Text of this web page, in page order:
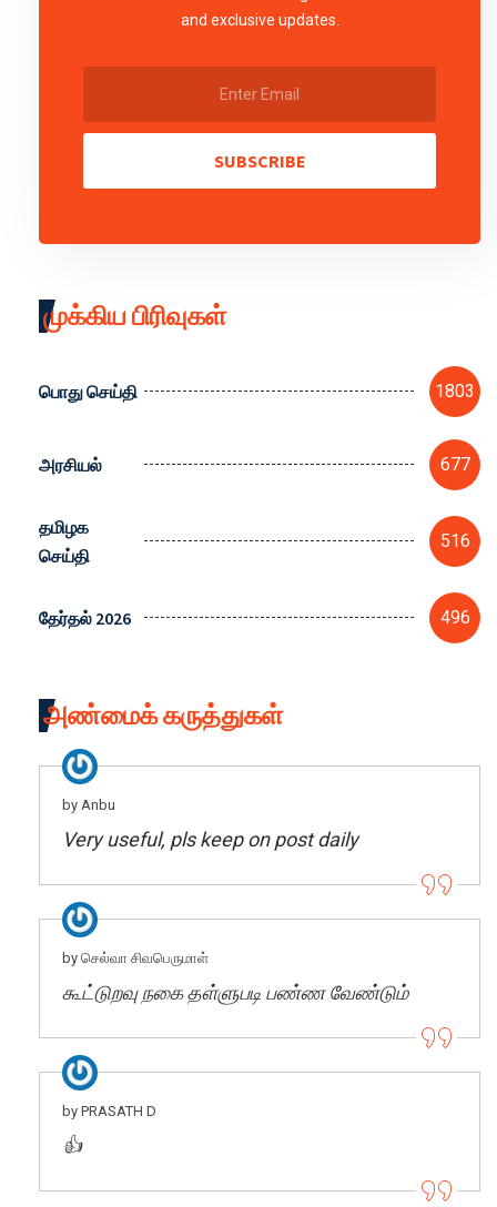
and exclusive updates.
SUBSCRIBE
முக்கிய பிரிவுகள்
பொது செய்தி 1803
அரசியல் 677
தமிழக
செய்தி
516
தேர்தல் 2026 496
அண்மைக் கருத்துகள்
by Anbu
Very useful, pls keep on post daily
by செல்வா சிவபெருமாள்
கூட்டுறவு நகை தள்ளுபடி பண்ண வேண்டும்
by PRASATH D
👍